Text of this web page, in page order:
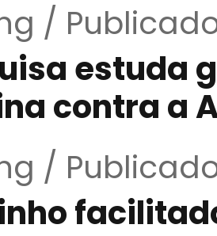
/
estuda
contra a
/